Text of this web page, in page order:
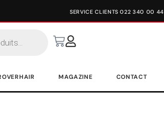
SERVICE CLIENTS 022 340 00 44
MAGAZINE CONTACT